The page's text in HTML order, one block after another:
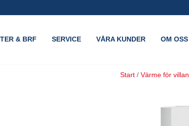
& BRF SERVICE VÅRA KUNDER OM OSS
Start/ Värme för villan